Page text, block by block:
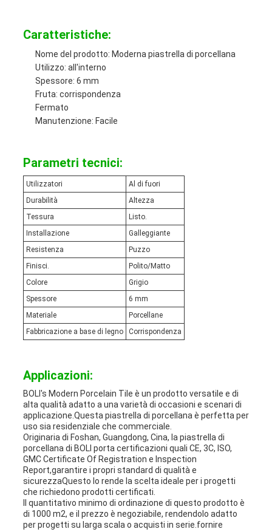
Caratteristiche:
Nome del prodotto: Moderna piastrella di porcellana
Utilizzo: all'interno
Spessore: 6 mm
Fruta: corrispondenza
Fermato
Manutenzione: Facile
Parametri tecnici:
Utilizzatori
Al di fuori
Durabilità
Altezza
Tessura
Listo.
Installazione
Galleggiante
Resistenza
Puzzo
Finisci.
Polito/Matto
Colore
Grigio
Spessore
6 mm
Materiale
Porcellane
Fabbricazione a base di legno
Corrispondenza
Applicazioni:
BOLI's Modern Porcelain Tile è un prodotto versatile e di
alta qualità adatto a una varietà di occasioni e scenari di
applicazione.Questa piastrella di porcellana è perfetta per
uso sia residenziale che commerciale.
Originaria di Foshan, Guangdong, Cina, la piastrella di
porcellana di BOLI porta certificazioni quali CE, 3C, ISO,
GMC Certificate Of Registration e Inspection
Report,garantire i propri standard di qualità e
sicurezzaQuesto lo rende la scelta ideale per i progetti
che richiedono prodotti certificati.
Il quantitativo minimo di ordinazione di questo prodotto è
di 1000 m2, e il prezzo è negoziabile, rendendolo adatto
per progetti su larga scala o acquisti in serie.fornire